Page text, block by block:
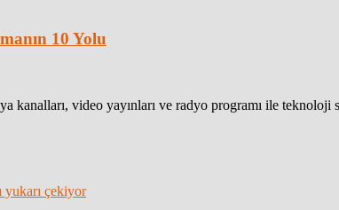
10 Yolu
kanalları, video yayınları ve radyo programı ile